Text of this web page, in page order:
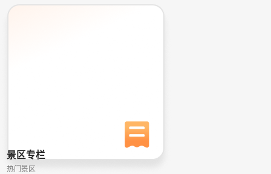
景区专栏
热门景区